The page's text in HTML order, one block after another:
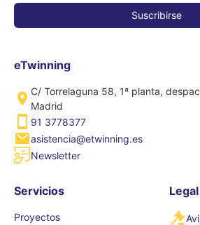
eTwinning
C/ Torrelaguna 58, 1ª planta,
Madrid
91 3778377
asistencia@etwinning.es
Newsletter
Servicios
Proyectos
Legal